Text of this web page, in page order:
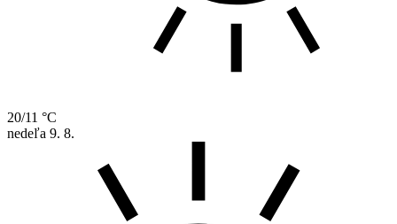
20/11 °C
nedeľa 9. 8.